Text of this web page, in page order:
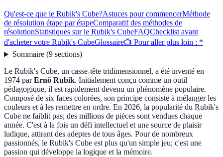
Qu'est-ce que le Rubik's Cube?Astuces pour commencerMéthode
de résolution étape par étapeComparatif des méthodes de
résolutionStatistiques sur le Rubik's CubeFAQChecklist avant
d'acheter votre Rubik's CubeGlossaire📺 Pour aller plus loin : *
Sommaire(9 sections)
Le Rubik's Cube, un casse-tête tridimensionnel, a été inventé en
1974 parErnő Rubik. Initialement conçu comme un outil
pédagogique, il est rapidement devenu un phénomène populaire.
Composé de six faces colorées, son principe consiste à mélanger les
couleurs et à les remettre en ordre. En 2026, la popularité du Rubik's
Cube ne faiblit pas; des millions de pièces sont vendues chaque
année. C'est à la fois un défi intellectuel et une source de plaisir
ludique, attirant des adeptes de tous âges. Pour de nombreux
passionnés, le Rubik's Cube est plus qu'un simple jeu; c'est une
passion qui développe la logique et la mémoire.